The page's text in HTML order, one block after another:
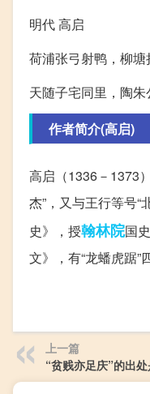
明代 高启
荷浦张弓射鸭，柳塘
天随子宅同里，陶朱
作者简介(高启)
高启（1336－1373
杰”，又与王行等号
史》，授翰林院国
文》，有“龙蟠虎踞”
上一篇
“贫贱亦足庆”的出